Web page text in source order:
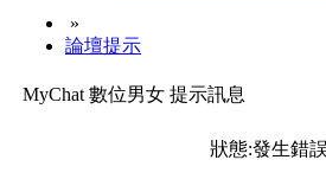
»
論壇提示
MyChat 數位男女 提示訊息
狀態:發生錯